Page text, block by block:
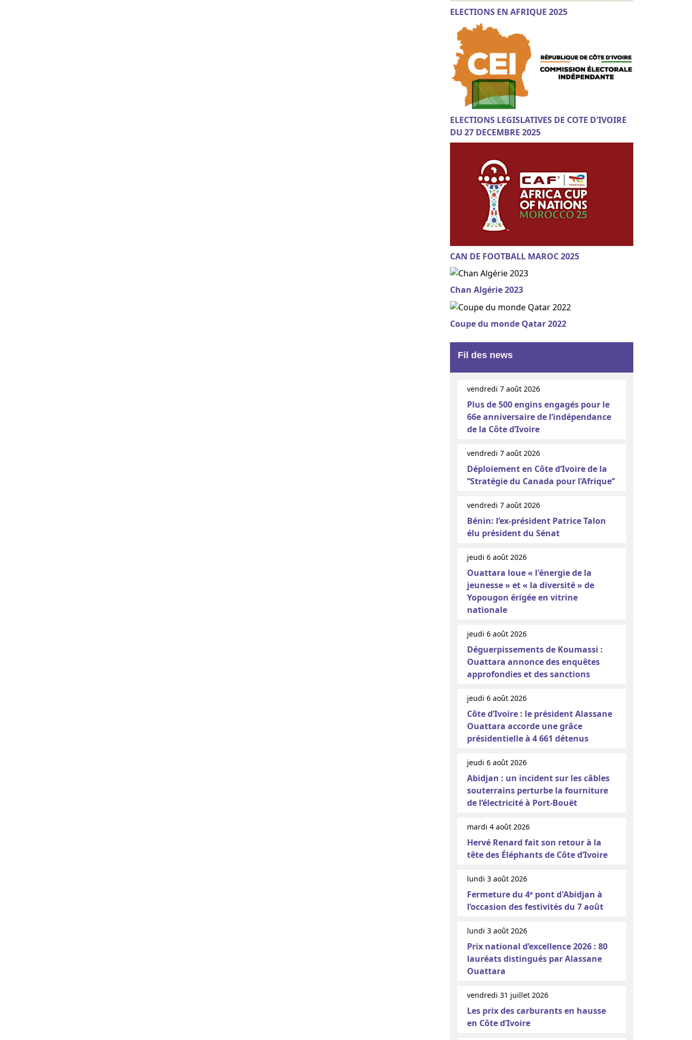
ELECTIONS EN AFRIQUE 2025
ELECTIONS LEGISLATIVES DE COTE D'IVOIRE
DU 27 DECEMBRE 2025
CAN DE FOOTBALL MAROC 2025
Chan Algérie 2023
Coupe du monde Qatar 2022
Fil des news
vendredi 7 août 2026
Plus de 500 engins engagés pour le
66e anniversaire de l’indépendance
de la Côte d’Ivoire
vendredi 7 août 2026
Déploiement en Côte d’Ivoire de la
‘‘Stratégie du Canada pour l’Afrique’’
vendredi 7 août 2026
Bénin: l’ex-président Patrice Talon
élu président du Sénat
jeudi 6 août 2026
Ouattara loue « l'énergie de la
jeunesse » et « la diversité » de
Yopougon érigée en vitrine
nationale
jeudi 6 août 2026
Déguerpissements de Koumassi :
Ouattara annonce des enquêtes
approfondies et des sanctions
jeudi 6 août 2026
Côte d’Ivoire : le président Alassane
Ouattara accorde une grâce
présidentielle à 4 661 détenus
jeudi 6 août 2026
Abidjan : un incident sur les câbles
souterrains perturbe la fourniture
de l’électricité à Port-Bouët
mardi 4 août 2026
Hervé Renard fait son retour à la
tête des Éléphants de Côte d’Ivoire
lundi 3 août 2026
Fermeture du 4ᵉ pont d'Abidjan à
l’occasion des festivités du 7 août
lundi 3 août 2026
Prix national d’excellence 2026 : 80
lauréats distingués par Alassane
Ouattara
vendredi 31 juillet 2026
Les prix des carburants en hausse
en Côte d’Ivoire